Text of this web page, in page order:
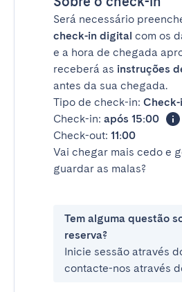
Será necessário
check-in digital com os
e a hora de chegada
receberá as instruções
antes da sua chegada.
Tipo de check-in:
Check-in: após 15:00
Check-out: 11:00
Vai chegar mais cedo e
guardar as malas?
Tem alguma questão
reserva?
Inicie sessão através
contacte-nos através